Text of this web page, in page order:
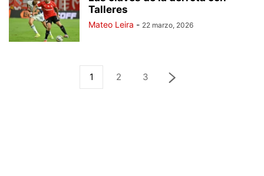
Talleres
Mateo Leira - 22 marzo, 2026
1 2 3